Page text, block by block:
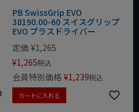
PB SwissGrip EVO
38190.00-60 スイスグリップ
EVO プラスドライバー
定価 ¥1,265
¥1,265税込
会員特別価格 ¥1,239税込
カートに入れる